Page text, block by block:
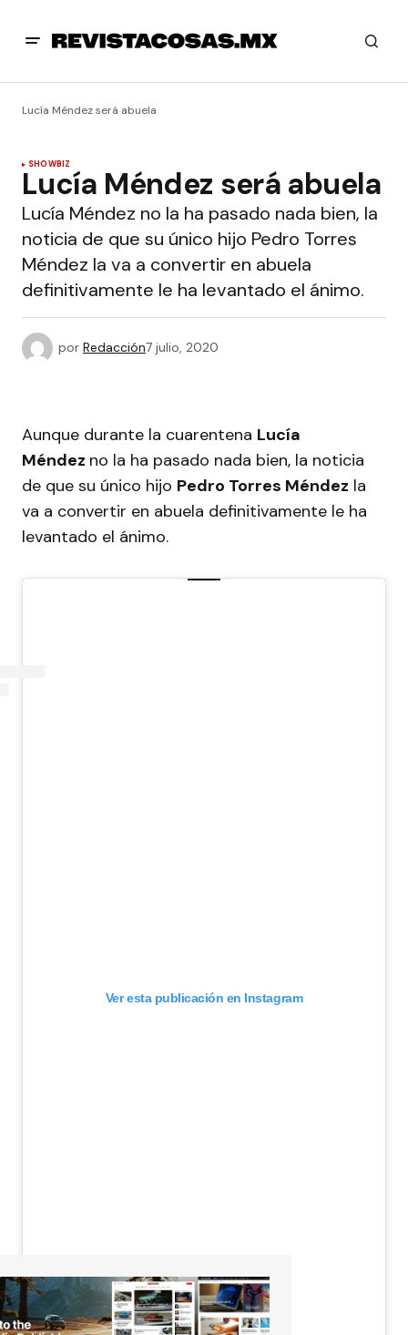
Lucía Méndez será abuela
SHOWBIZ
Lucía Méndez será abuela
Lucía Méndez no la ha pasado nada bien, la
noticia de que su único hijo Pedro Torres
Méndez la va a convertir en abuela
definitivamente le ha levantado el ánimo.
por Redacción7 julio, 2020
Aunque durante la cuarentena Lucía
Méndez no la ha pasado nada bien, la noticia
de que su único hijo Pedro Torres Méndez la
va a convertir en abuela definitivamente le ha
levantado el ánimo.
Ver esta publicación en Instagram